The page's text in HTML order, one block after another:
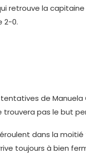
retrouve la capitaine
2-0.
de
trouvera pas le but
dans la
toujours à bien